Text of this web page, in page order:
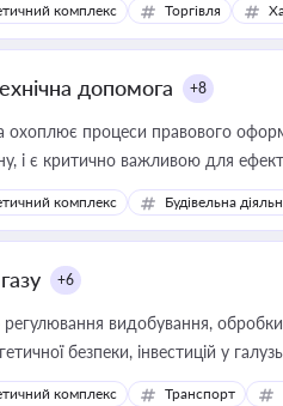
комплекс Торгівля
допомога +8
охоплює процеси правового
і є критично важливою для
комплекс Будівельна
+6
видобування,
безпеки, інвестицій у
комплекс Транспорт